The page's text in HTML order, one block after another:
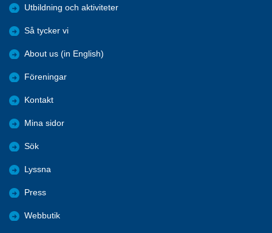
Utbildning och aktiviteter
Så tycker vi
About us (in English)
Föreningar
Kontakt
Mina sidor
Sök
Lyssna
Press
Webbutik